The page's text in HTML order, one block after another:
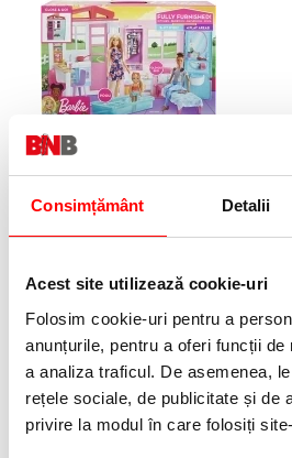
Consimțământ Detalii
Acest site utilizează cookie-uri
Folosim cookie-uri pentru a
anunțurile, pentru a oferi funcții
a analiza traficul. De asemenea,
rețele sociale, de publicitate și de
privire la modul în care folosiți
249,99 lei(pret cu TVA)
Papusa cu piscina Barbie